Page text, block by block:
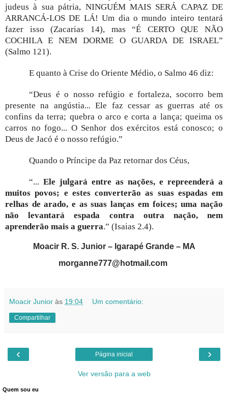
judeus à sua pátria, NINGUÉM MAIS SERÁ CAPAZ DE
ARRANCÁ-LOS DE LÁ! Um dia o mundo inteiro tentará
fazer isso (Zacarias 14), mas “É CERTO QUE NÃO
COCHILA E NEM DORME O GUARDA DE ISRAEL”
(Salmo 121).
E quanto à Crise do Oriente Médio, o Salmo 46 diz:
“Deus é o nosso refúgio e fortaleza, socorro bem
presente na angústia... Ele faz cessar as guerras até os
confins da terra; quebra o arco e corta a lança; queima os
carros no fogo... O Senhor dos exércitos está conosco; o
Deus de Jacó é o nosso refúgio.”
Quando o Príncipe da Paz retornar dos Céus,
“...Ele julgará entre as nações, e repreenderá a
muitos povos; e estes converterão as suas espadas em
relhas de arado, e as suas lanças em foices; uma nação
não levantará espada contra outra nação, nem
aprenderão mais a guerra.” (Isaias 2.4).
Moacir R. S. Junior – Igarapé Grande – MA
morganne777@hotmail.com
Moacir Junior às 19:04 Um comentário:
Compartilhar
‹ ›
Página inicial
Ver versão para a web
Quem sou eu